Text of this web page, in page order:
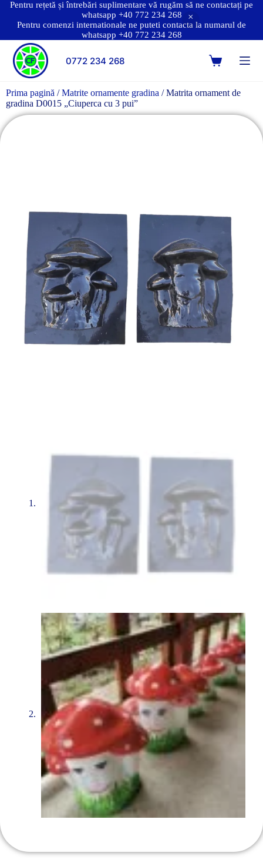
Pentru rețetă și întrebări suplimentare vă rugăm să ne contactați pe
whatsapp +40 772 234 268
Pentru comenzi internationale ne puteti contacta la numarul de
whatsapp +40 772 234 268
0772 234 268
Prima pagină /Matrite ornamente gradina / Matrita ornament de
gradina D0015 „Ciuperca cu 3 pui”